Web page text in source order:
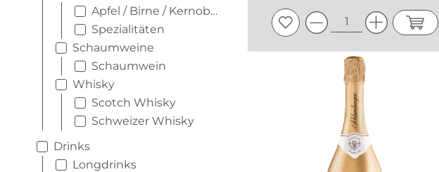
Apfel / Birne / Kernobst
Spezialitäten
Schaumweine
Schaumwein
Whisky
Scotch Whisky
Schweizer Whisky
Drinks
Longdrinks